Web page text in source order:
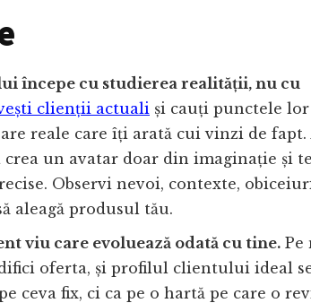
începe cu studierea realității, nu cu
clienții actuali și cauți punctele lor
reale care îți arată cui vinzi de fapt.
un avatar doar din imaginație și
Observi nevoi, contexte,
aleagă produsul tău.
viu care evoluează odată cu tine. Pe
oferta, și profilul clientului ideal
ceva fix, ci ca pe o hartă pe care o